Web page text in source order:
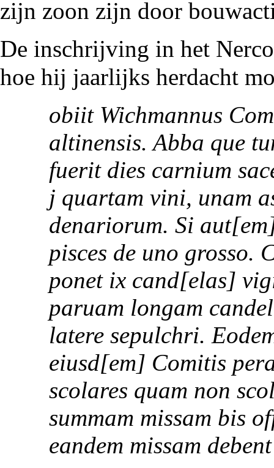
zijn zoon zijn door
De inschrijving in het
hoe hij jaarlijks herdacht
obiit Wichmannus
altinensis. Abba que
fuerit dies carnium
j quartam vini, unam
denariorum. Si
pisces de uno grosso.
ponet ix cand[elas]
paruam longam
latere sepulchri.
eiusd[em] Comitis
scolares quam non
summam missam bis
eandem missam